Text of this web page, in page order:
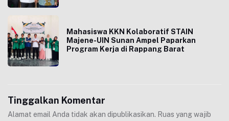
Mahasiswa KKN Kolaboratif STAIN
Majene-UIN Sunan Ampel Paparkan
Program Kerja di Rappang Barat
Tinggalkan Komentar
Alamat email Anda tidak akan dipublikasikan. Ruas yang wajib